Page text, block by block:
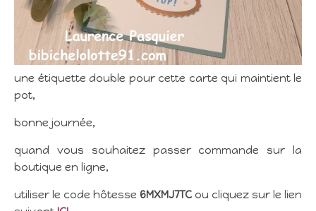
une étiquette double pour cette carte qui maintient le
pot,
bonne journée,
quand vous souhaitez passer commande sur la
boutique en ligne,
utiliser le code hôtesse 6MXMJ7TC ou cliquez sur le lien